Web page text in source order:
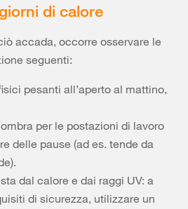
di calore
accada, occorre osservare le
seguenti:
pesanti all’aperto al mattino,
per le postazioni di lavoro
delle pause (ad es. tende da
dal calore e dai raggi UV: a
di sicurezza, utilizzare un